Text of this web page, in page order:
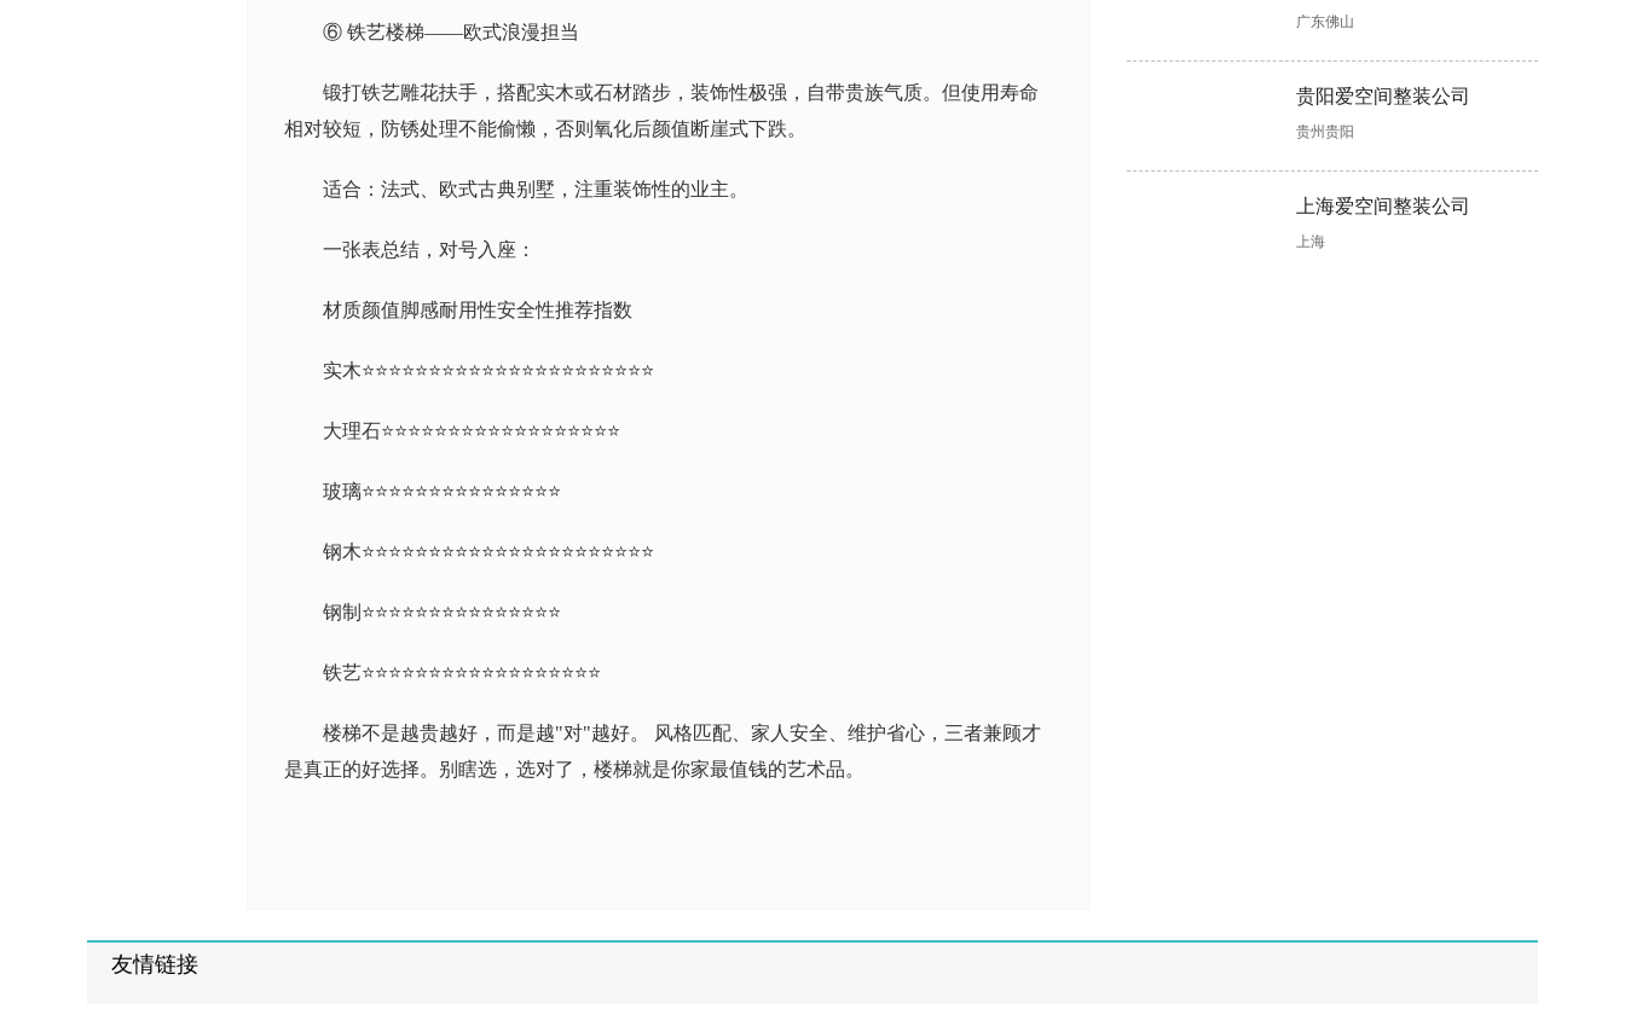
⑥ 铁艺楼梯——欧式浪漫担当
锻打铁艺雕花扶手，搭配实木或石材踏步，装饰性极强，自带贵族气质。但使用寿命
相对较短，防锈处理不能偷懒，否则氧化后颜值断崖式下跌。
适合：法式、欧式古典别墅，注重装饰性的业主。
一张表总结，对号入座：
材质颜值脚感耐用性安全性推荐指数
实木⭐⭐⭐⭐⭐⭐⭐⭐⭐⭐⭐⭐⭐⭐⭐⭐⭐⭐⭐⭐⭐⭐
大理石⭐⭐⭐⭐⭐⭐⭐⭐⭐⭐⭐⭐⭐⭐⭐⭐⭐⭐
玻璃⭐⭐⭐⭐⭐⭐⭐⭐⭐⭐⭐⭐⭐⭐⭐
钢木⭐⭐⭐⭐⭐⭐⭐⭐⭐⭐⭐⭐⭐⭐⭐⭐⭐⭐⭐⭐⭐⭐
钢制⭐⭐⭐⭐⭐⭐⭐⭐⭐⭐⭐⭐⭐⭐⭐
铁艺⭐⭐⭐⭐⭐⭐⭐⭐⭐⭐⭐⭐⭐⭐⭐⭐⭐⭐
楼梯不是越贵越好，而是越"对"越好。 风格匹配、家人安全、维护省心，三者兼顾才
是真正的好选择。别瞎选，选对了，楼梯就是你家最值钱的艺术品。
广东佛山
贵阳爱空间整装公司
贵州贵阳
上海爱空间整装公司
上海
友情链接